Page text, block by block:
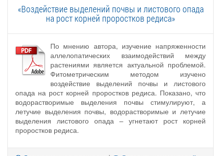
«Воздействие выделений почвы и листового опада
на рост корней проростков редиса»
По мнению автора, изучение напряженности
аллелопатических взаимодействий между
растениями является актуальной проблемой.
Фитометрическим методом изучено
воздействие выделений почвы и листового
опада на рост корней проростков редиса. Показано, что
водорастворимые выделения почвы стимулируют, а
летучие выделения почвы, водорастворимые и летучие
выделения листового опада – угнетают рост корней
проростков редиса.